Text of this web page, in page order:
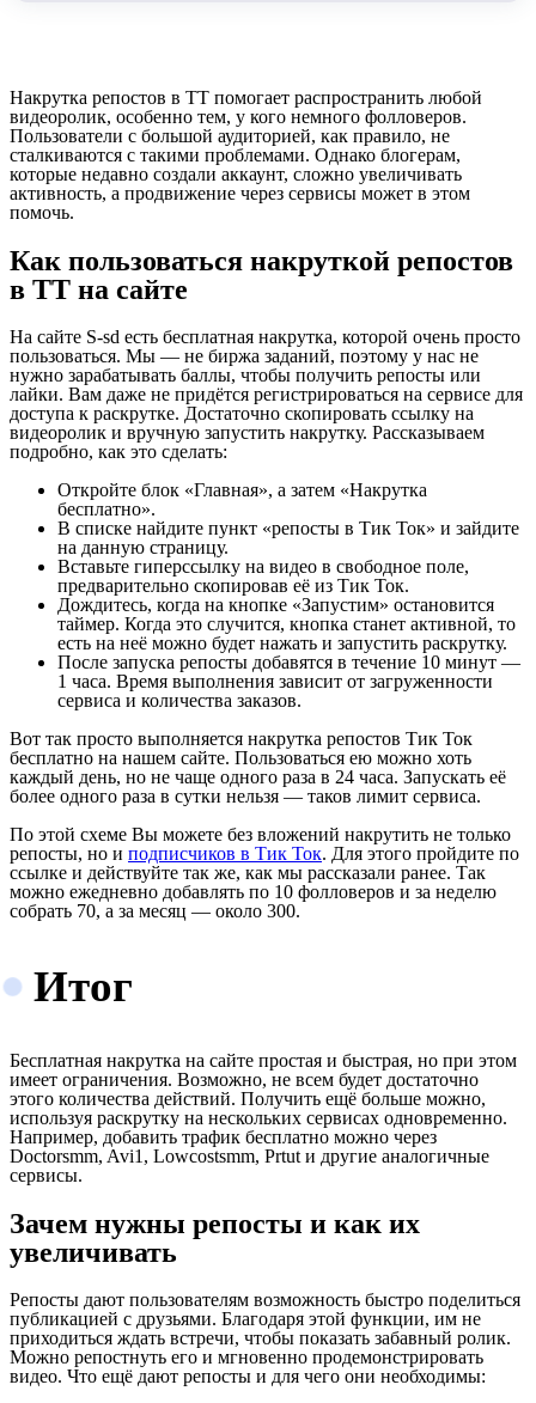
Накрутка репостов в ТТ помогает распространить любой
видеоролик, особенно тем, у кого немного фолловеров.
Пользователи с большой аудиторией, как правило, не
сталкиваются с такими проблемами. Однако блогерам,
которые недавно создали аккаунт, сложно увеличивать
активность, а продвижение через сервисы может в этом
помочь.
Как пользоваться накруткой репостов
в ТТ на сайте
На сайте S-sd есть бесплатная накрутка, которой очень просто
пользоваться. Мы — не биржа заданий, поэтому у нас не
нужно зарабатывать баллы, чтобы получить репосты или
лайки. Вам даже не придётся регистрироваться на сервисе для
доступа к раскрутке. Достаточно скопировать ссылку на
видеоролик и вручную запустить накрутку. Рассказываем
подробно, как это сделать:
Откройте блок «Главная», а затем «Накрутка
бесплатно».
В списке найдите пункт «репосты в Тик Ток» и зайдите
на данную страницу.
Вставьте гиперссылку на видео в свободное поле,
предварительно скопировав её из Тик Ток.
Дождитесь, когда на кнопке «Запустим» остановится
таймер. Когда это случится, кнопка станет активной, то
есть на неё можно будет нажать и запустить раскрутку.
После запуска репосты добавятся в течение 10 минут —
1 часа. Время выполнения зависит от загруженности
сервиса и количества заказов.
Вот так просто выполняется накрутка репостов Тик Ток
бесплатно на нашем сайте. Пользоваться ею можно хоть
каждый день, но не чаще одного раза в 24 часа. Запускать её
более одного раза в сутки нельзя — таков лимит сервиса.
По этой схеме Вы можете без вложений накрутить не только
репосты, но и подписчиков в Тик Ток. Для этого пройдите по
ссылке и действуйте так же, как мы рассказали ранее. Так
можно ежедневно добавлять по 10 фолловеров и за неделю
собрать 70, а за месяц — около 300.
Итог
Бесплатная накрутка на сайте простая и быстрая, но при этом
имеет ограничения. Возможно, не всем будет достаточно
этого количества действий. Получить ещё больше можно,
используя раскрутку на нескольких сервисах одновременно.
Например, добавить трафик бесплатно можно через
Doctorsmm, Avi1, Lowcostsmm, Prtut и другие аналогичные
сервисы.
Зачем нужны репосты и как их
увеличивать
Репосты дают пользователям возможность быстро поделиться
публикацией с друзьями. Благодаря этой функции, им не
приходиться ждать встречи, чтобы показать забавный ролик.
Можно репостнуть его и мгновенно продемонстрировать
видео. Что ещё дают репосты и для чего они необходимы: